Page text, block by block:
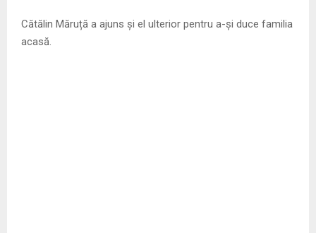
Cătălin Măruță a ajuns și el ulterior pentru a-și duce familia
acasă.